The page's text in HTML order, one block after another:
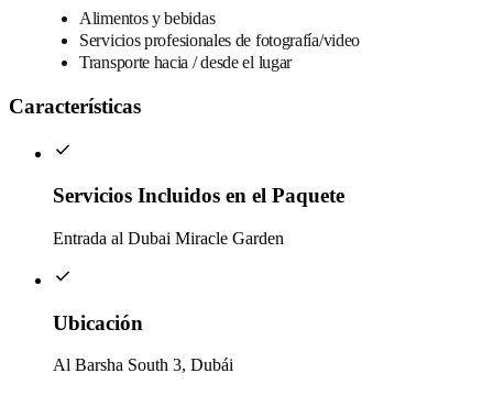
Alimentos y bebidas
Servicios profesionales de fotografía/video
Transporte hacia / desde el lugar
Características
Servicios Incluidos en el Paquete
Entrada al Dubai Miracle Garden
Ubicación
Al Barsha South 3, Dubái